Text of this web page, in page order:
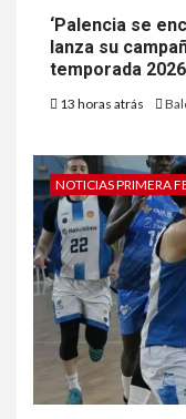
‘Palencia se
lanza su
temporada
13 horas atrás
NOTICIAS PRIMERA